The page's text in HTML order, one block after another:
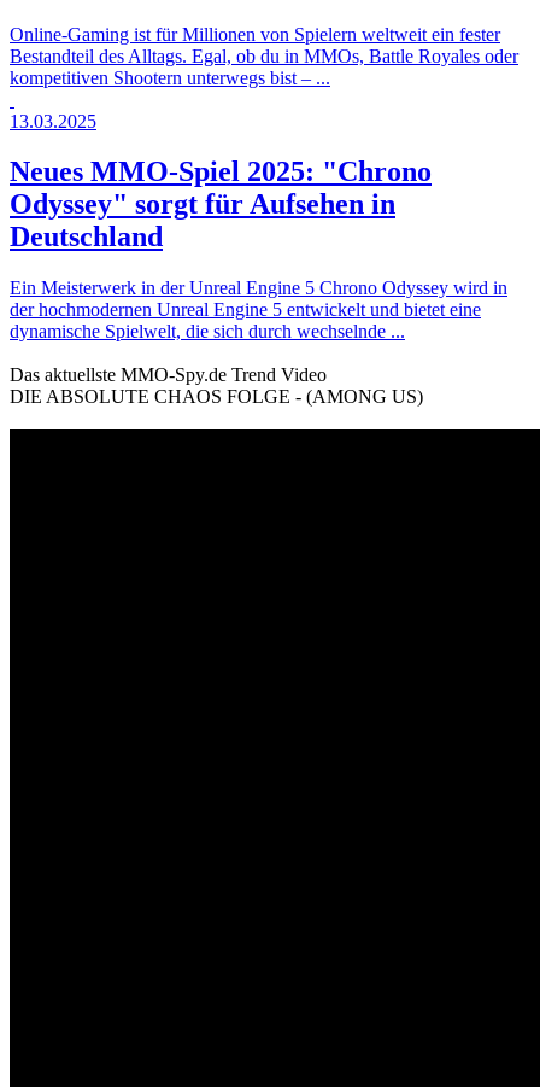
Online-Gaming ist für Millionen von Spielern weltweit ein fester
Bestandteil des Alltags. Egal, ob du in MMOs, Battle Royales oder
kompetitiven Shootern unterwegs bist – ...
13.03.2025
Neues MMO-Spiel 2025: "Chrono
Odyssey" sorgt für Aufsehen in
Deutschland
Ein Meisterwerk in der Unreal Engine 5 Chrono Odyssey wird in
der hochmodernen Unreal Engine 5 entwickelt und bietet eine
dynamische Spielwelt, die sich durch wechselnde ...
Das aktuellste MMO-Spy.de Trend Video
DIE ABSOLUTE CHAOS FOLGE - (AMONG US)